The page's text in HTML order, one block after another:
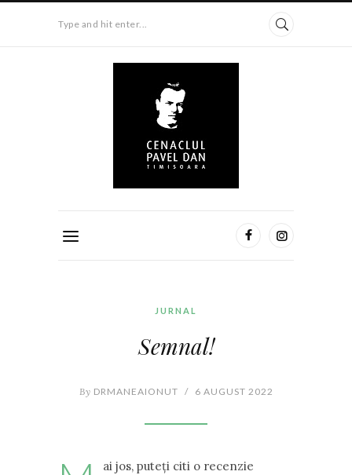
Type and hit enter...
JURNAL
Semnal!
By DRMANEAIONUT / 6 AUGUST 2022
ai jos, puteți citi o recenzie